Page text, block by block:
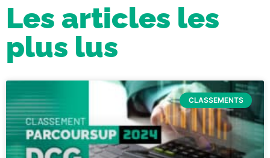
Les articles les
plus lus
CLASSEMENTS